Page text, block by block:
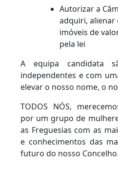
Autorizar a
adquiri, alienar
imóveis de
pela lei
A equipa candidata
independentes e com
elevar o nosso nome, o
TODOS NÓS,
por um grupo de
as Freguesias com as
e conhecimentos das
futuro do nosso Concelho.